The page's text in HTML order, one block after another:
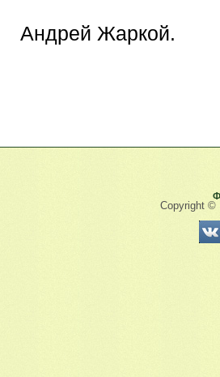
Андрей Жаркой.
Copyright ©